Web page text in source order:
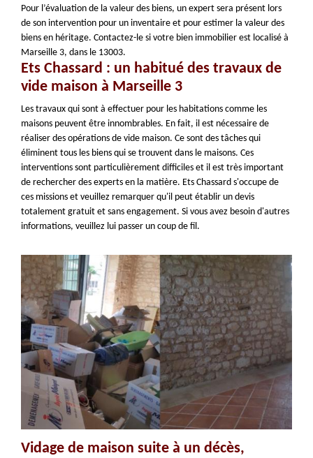
Pour l’évaluation de la valeur des biens, un expert sera présent lors
de son intervention pour un inventaire et pour estimer la valeur des
biens en héritage. Contactez-le si votre bien immobilier est localisé à
Marseille 3, dans le 13003.
Ets Chassard : un habitué des travaux de
vide maison à Marseille 3
Les travaux qui sont à effectuer pour les habitations comme les
maisons peuvent être innombrables. En fait, il est nécessaire de
réaliser des opérations de vide maison. Ce sont des tâches qui
éliminent tous les biens qui se trouvent dans le maisons. Ces
interventions sont particulièrement difficiles et il est très important
de rechercher des experts en la matière. Ets Chassard s'occupe de
ces missions et veuillez remarquer qu'il peut établir un devis
totalement gratuit et sans engagement. Si vous avez besoin d'autres
informations, veuillez lui passer un coup de fil.
Vidage de maison suite à un décès,